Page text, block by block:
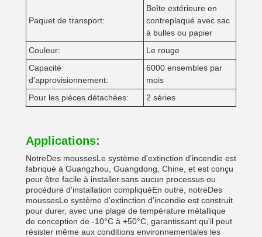
Paquet de transport:
Boîte extérieure en
contreplaqué avec sac
à bulles ou papier
Couleur:
Le rouge
Capacité
d'approvisionnement:
6000 ensembles par
mois
Pour les pièces détachées:
2 séries
Applications:
NotreDes moussesLe système d'extinction d'incendie est
fabriqué à Guangzhou, Guangdong, Chine, et est conçu
pour être facile à installer.sans aucun processus ou
procédure d'installation compliquéEn outre, notreDes
moussesLe système d'extinction d'incendie est construit
pour durer, avec une plage de température métallique
de conception de -10°C à +50°C, garantissant qu'il peut
résister même aux conditions environnementales les